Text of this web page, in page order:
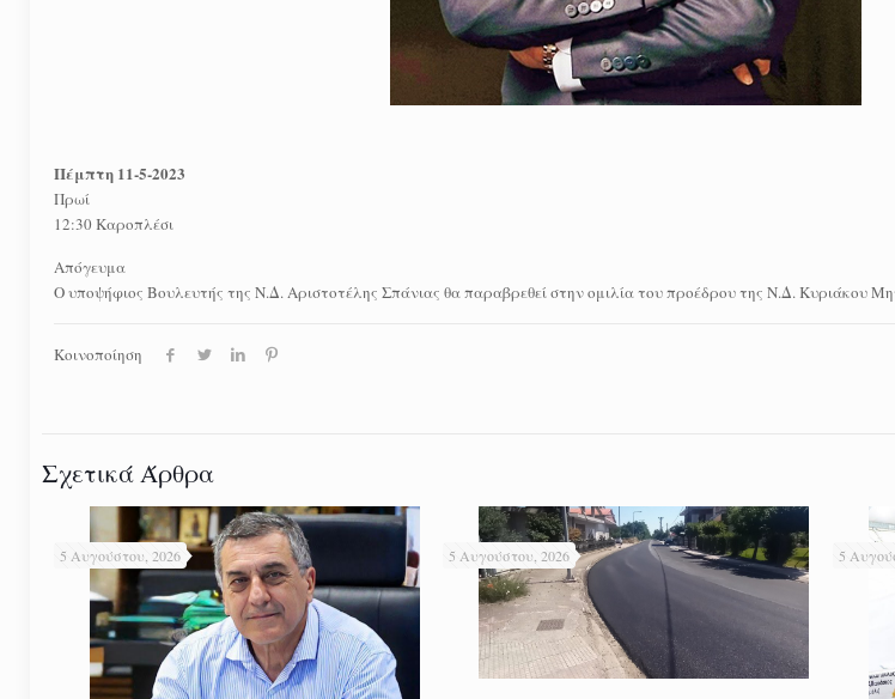
Πέμπτη 11-5-2023
Πρωί
12:30 Καροπλέσι
Απόγευμα
Ο υποψήφιος Βουλευτής της Ν.Δ. Αριστοτέλης Σπάνιας θα παραβρεθεί στην ομιλία του προέδρου της Ν.Δ. Κυριάκου
Κοινοποίηση
Σχετικά Άρθρα
5 Αυγούστου, 2026 5 Αυγούστου, 2026 5